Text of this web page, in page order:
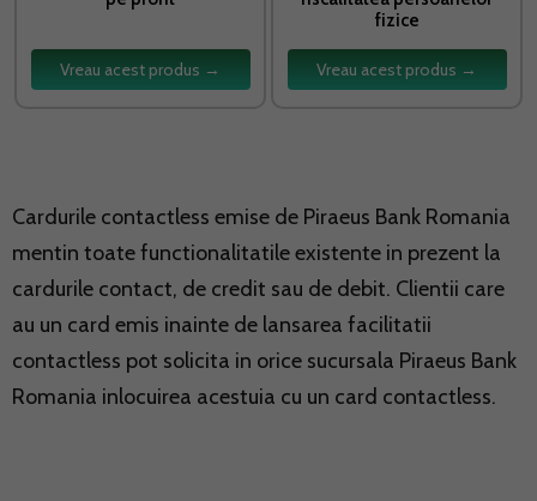
Vreau acest produs →
fizice
Vreau acest produs →
Cardurile contactless emise de Piraeus Bank Romania
mentin toate functionalitatile existente in prezent la
cardurile contact, de credit sau de debit. Clientii care
au un card emis inainte de lansarea facilitatii
contactless pot solicita in orice sucursala Piraeus Bank
Romania inlocuirea acestuia cu un card contactless.